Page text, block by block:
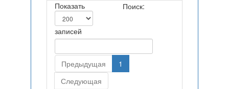
Показать
записей
Поиск:
Предыдущая
1
Следующая